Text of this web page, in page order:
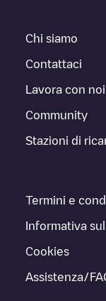
Chi siamo
Contattaci
Lavora con noi
Community
Stazioni di
Termini e
Informativa
Cookies
Assistenza/